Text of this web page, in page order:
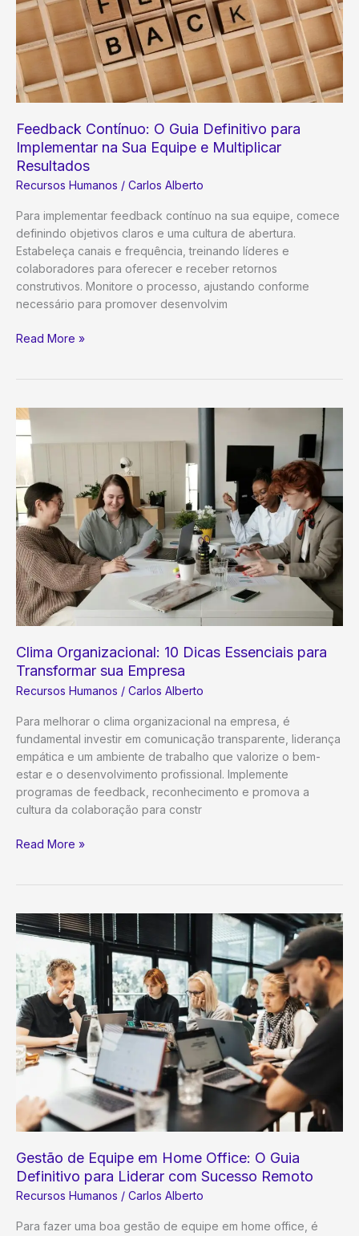
um
de
Talentos
Feedback Contínuo: O Guia Definitivo para
Implementar na Sua Equipe e Multiplicar
Resultados
Recursos Humanos / Carlos Alberto
Para implementar feedback contínuo na sua equipe, comece
definindo objetivos claros e uma cultura de abertura.
Estabeleça canais e frequência, treinando líderes e
colaboradores para oferecer e receber retornos
construtivos. Monitore o processo, ajustando conforme
necessário para promover desenvolvim
Feedback
Definitivo
para
Implementar
Sua
Equipe
e
Multiplicar
Resultados
Read More »
Clima Organizacional: 10 Dicas Essenciais para
Transformar sua Empresa
Recursos Humanos / Carlos Alberto
Para melhorar o clima organizacional na empresa, é
fundamental investir em comunicação transparente, liderança
empática e um ambiente de trabalho que valorize o bem-
estar e o desenvolvimento profissional. Implemente
programas de feedback, reconhecimento e promova a
cultura da colaboração para constr
Clima
Essenciais
para
sua
Empresa
Read More »
Gestão de Equipe em Home Office: O Guia
Definitivo para Liderar com Sucesso Remoto
Recursos Humanos / Carlos Alberto
Para fazer uma boa gestão de equipe em home office, é